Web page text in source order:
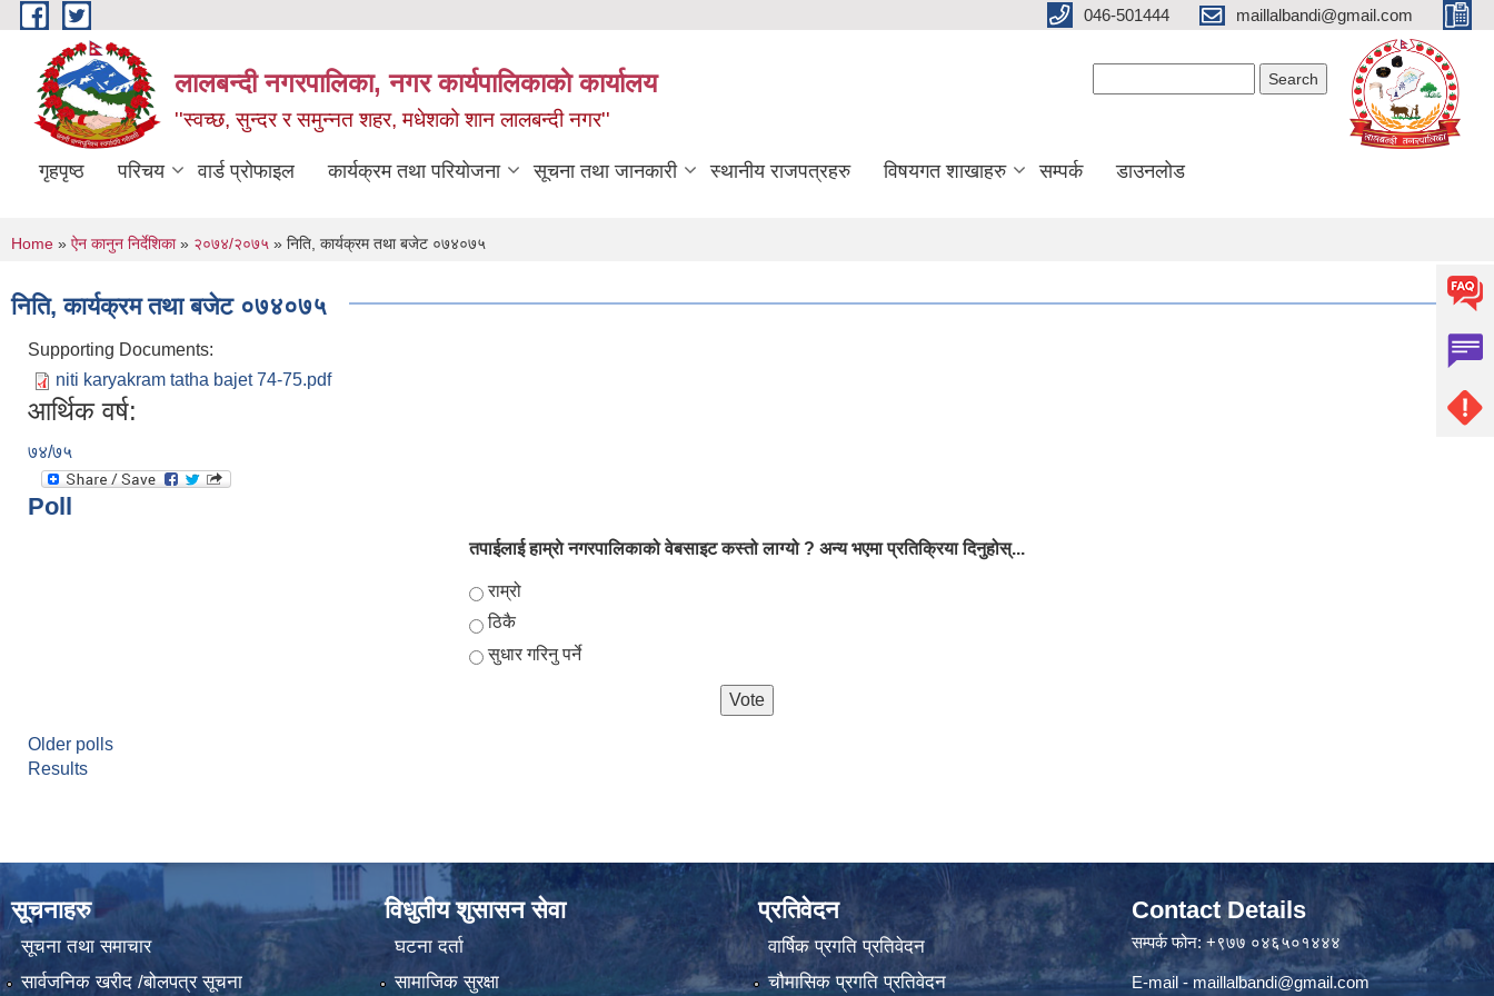
Skip to main content 046-501444 maillalbandi@gmail.com
लालबन्दी नगरपालिका, नगर कार्यपालिकाकाे कार्यालय
''स्वच्छ, सुन्दर र समुन्नत शहर, मधेशको शान लालबन्दी नगर''
गृहपृष्ठ परिचय वार्ड प्रोफाइल कार्यक्रम तथा परियोजना सूचना तथा जानकारी स्थानीय राजपत्रहरु विषयगत शाखाहरु सम्पर्क डाउनलोड
You are here
Home » ऐन कानुन निर्देशिका» २०७४/२०७५ » निति, कार्यक्रम तथा बजेट ०७४०७५
निति, कार्यक्रम तथा बजेट ०७४०७५
Supporting Documents:
niti karyakram tatha bajet 74-75.pdf
आर्थिक वर्ष:
७४/७५
Poll
तपाईलाई हाम्राे नगरपालिकाको वेबसाइट कस्तो लाग्यो ? अन्य भएमा प्रतिक्रिया दिनुहोस्...
Choices
राम्रो
ठिकै
सुधार गरिनु पर्ने
Older polls
Results
सूचनाहरु
सूचना तथा समाचार
सार्वजनिक खरीद /बोलपत्र सूचना
विधुतीय शुसासन सेवा
घटना दर्ता
सामाजिक सुरक्षा
प्रतिवेदन
वार्षिक प्रगति प्रतिवेदन
चौमासिक प्रगति प्रतिवेदन
Contact Details
सम्पर्क फोन: +९७७ ०४६५०१४४४
E-mail -maillalbandi@gmail.com